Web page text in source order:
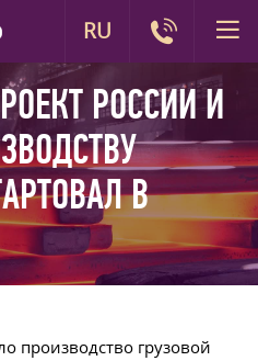
РОССИИ И
В
производство грузовой
RU